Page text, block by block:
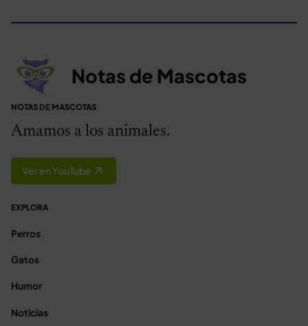
Notas de Mascotas
NOTAS DE MASCOTAS
Amamos a los animales.
Ver en YouTube
EXPLORA
Perros
Gatos
Humor
Noticias